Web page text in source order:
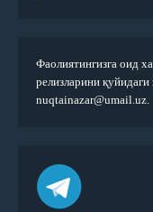
Фаолиятингизга оид
релизларини
nuqtainazar@umail.uz.